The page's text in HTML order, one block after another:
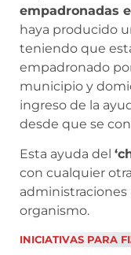
empadronadas
haya producido
teniendo que
empadronado
municipio y
ingreso de la
desde que se
Esta ayuda del
con cualquier
organismo.
INICIATIVAS PARA